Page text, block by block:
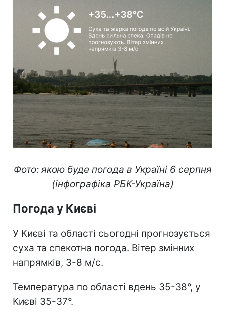
Фото: якою буде погода в Україні 6 серпня
(інфографіка РБК-Україна)
Погода у Києві
У Києві та області сьогодні прогнозується
суха та спекотна погода. Вітер змінних
напрямків, 3-8 м/с.
Температура по області вдень 35-38°, у
Києві 35-37°.